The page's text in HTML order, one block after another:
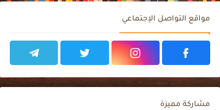
مواقع التواصل الإجتماعي
مشاركة مميزة